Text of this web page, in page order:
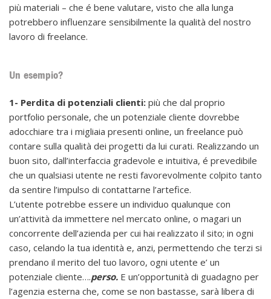
più materiali – che é bene valutare, visto che alla lunga
potrebbero influenzare sensibilmente la qualità del nostro
lavoro di freelance.
Un esempio?
1- Perdita di potenziali clienti: più che dal proprio
portfolio personale, che un potenziale cliente dovrebbe
adocchiare tra i migliaia presenti online, un freelance può
contare sulla qualità dei progetti da lui curati. Realizzando un
buon sito, dall’interfaccia gradevole e intuitiva, é prevedibile
che un qualsiasi utente ne resti favorevolmente colpito tanto
da sentire l’impulso di contattarne l’artefice.
L’utente potrebbe essere un individuo qualunque con
un’attività da immettere nel mercato online, o magari un
concorrente dell’azienda per cui hai realizzato il sito; in ogni
caso, celando la tua identità e, anzi, permettendo che terzi si
prendano il merito del tuo lavoro, ogni utente e’ un
potenziale cliente….perso. E un’opportunità di guadagno per
l’agenzia esterna che, come se non bastasse, sarà libera di